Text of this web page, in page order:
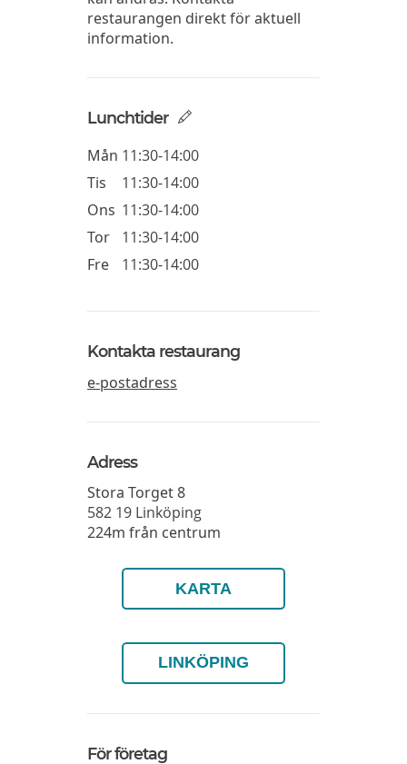
restaurangen direkt för aktuell
information.
Lunchtider
Mån 11:30-14:00
Tis
11:30-14:00
Ons 11:30-14:00
Tor
11:30-14:00
Fre
11:30-14:00
Kontakta restaurang
e-postadress
Adress
Stora Torget 8
582 19 Linköping
224m från centrum
KARTA
LINKÖPING
För företag